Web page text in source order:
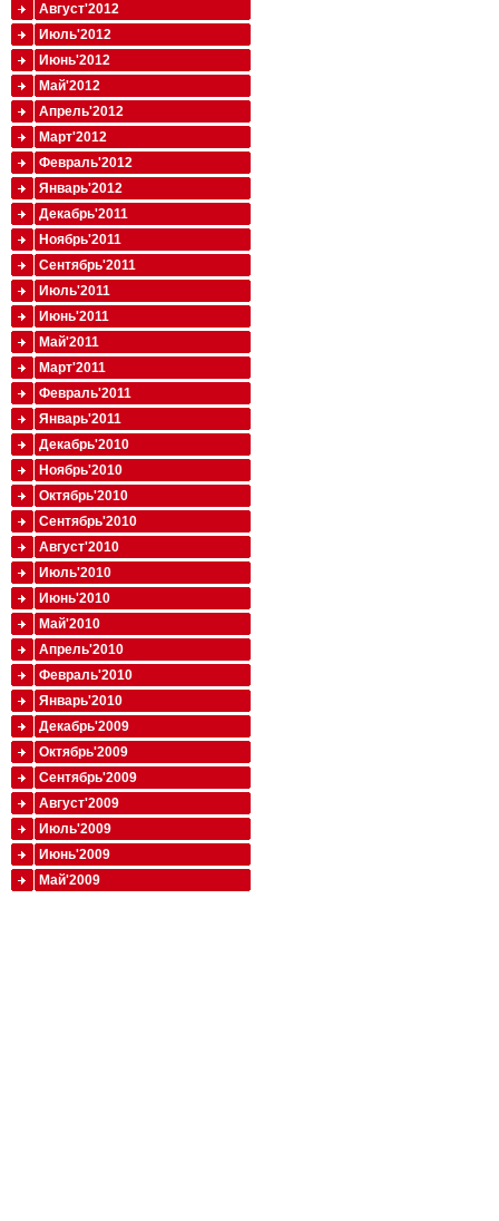
Август'2012
Июль'2012
Июнь'2012
Май'2012
Апрель'2012
Март'2012
Февраль'2012
Январь'2012
Декабрь'2011
Ноябрь'2011
Сентябрь'2011
Июль'2011
Июнь'2011
Май'2011
Март'2011
Февраль'2011
Январь'2011
Декабрь'2010
Ноябрь'2010
Октябрь'2010
Сентябрь'2010
Август'2010
Июль'2010
Июнь'2010
Май'2010
Апрель'2010
Февраль'2010
Январь'2010
Декабрь'2009
Октябрь'2009
Сентябрь'2009
Август'2009
Июль'2009
Июнь'2009
Май'2009